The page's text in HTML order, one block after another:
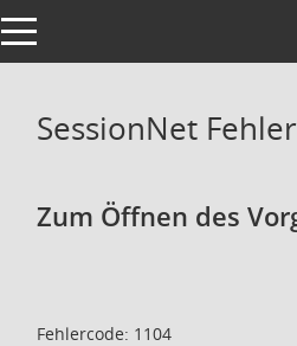
Toggle navigation
SessionNet
Zum Öffnen des
Fehlercode: 1104